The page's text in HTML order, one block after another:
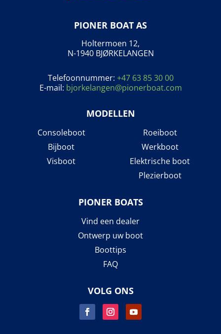
PIONER BOAT AS
Holtermoen 12,
N-1940 BJØRKELANGEN
Telefoonnummer: +47 63 85 30 00
E-mail: bjorkelangen@pionerboat.com
MODELLEN
Consoleboot
Bijboot
Visboot
Roeiboot
Werkboot
Elektrische boot
Plezierboot
PIONER BOATS
Vind een dealer
Ontwerp uw boot
Boottips
FAQ
VOLG ONS